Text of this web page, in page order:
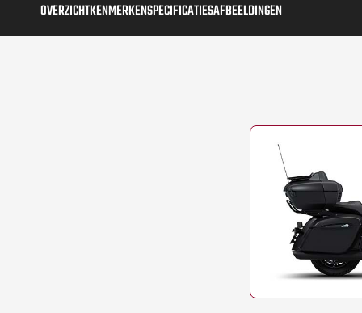
OVERZICHTKENMERKENSPECIFICATIESAFBEELDINGEN